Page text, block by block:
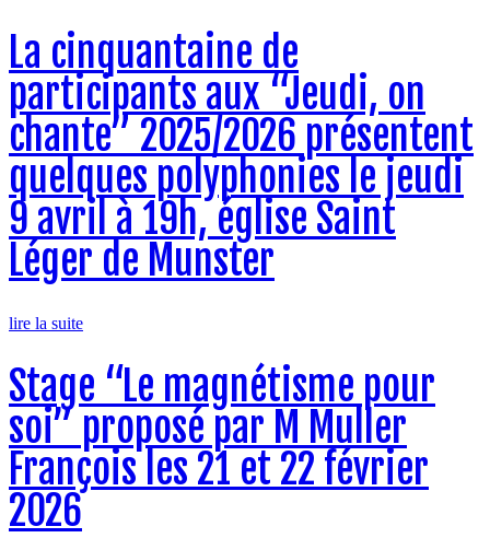
La cinquantaine de
participants aux “Jeudi, on
chante” 2025/2026 présentent
quelques polyphonies le jeudi
9 avril à 19h, église Saint
Léger de Munster
lire la suite
Stage “Le magnétisme pour
soi” proposé par M Muller
François les 21 et 22 février
2026